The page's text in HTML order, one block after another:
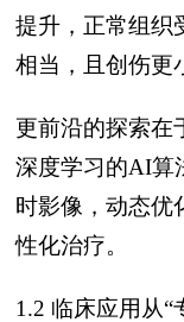
提升，正常组织
相当，且创伤更
更前沿的探索在
深度学习的AI算
时影像，动态优
性化治疗。
1.2 临床应用从“